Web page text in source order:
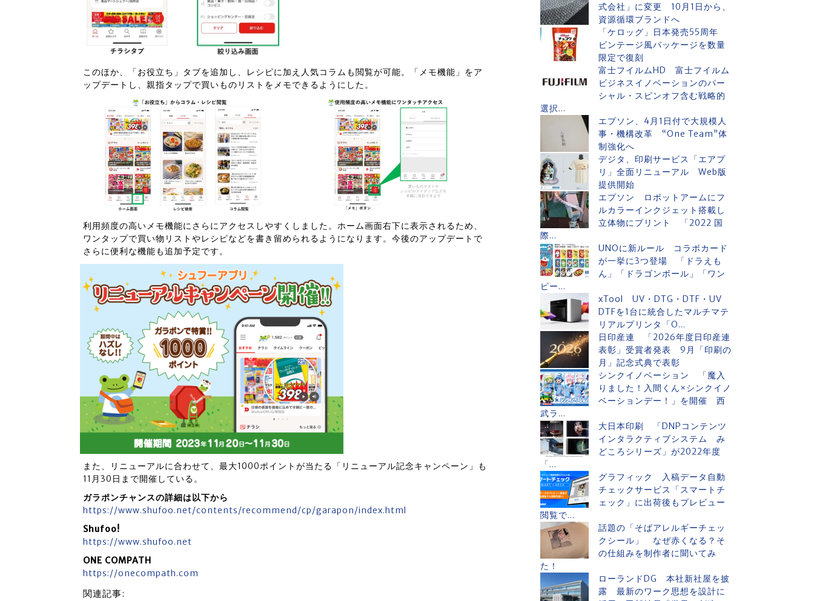
このほか、「お役立ち」タブを追加し、レシピに加え人気コラムも閲覧が可能。「メモ機能」をア
ップデートし、親指タップで買いものリストをメモできるようにした。
利用頻度の高いメモ機能にさらにアクセスしやすくしました。ホーム画面右下に表示されるため、
ワンタップで買い物リストやレシピなどを書き留められるようになります。今後のアップデートで
さらに便利な機能も追加予定です。
また、リニューアルに合わせて、最大1000ポイントが当たる「リニューアル記念キャンペーン」も
11月30日まで開催している。
ガラポンチャンスの詳細は以下から
https://www.shufoo.net/contents/recommend/cp/garapon/index.html
Shufoo!
https://www.shufoo.net
ONE COMPATH
https://onecompath.com
関連記事:
式会社」に変更 10月1日から、
資源循環ブランドへ
「ケロッグ」日本発売55周年
ビンテージ風パッケージを数量
限定で復刻
富士フイルムHD 富士フイルム
ビジネスイノベーションのパー
シャル・スピンオフ含む戦略的
選択...
エプソン、4月1日付で大規模人
事・機構改革 “One Team”体
制強化へ
デジタ、印刷サービス「エアプ
リ」全面リニューアル Web版
提供開始
エプソン ロボットアームにフ
ルカラーインクジェット搭載し
立体物にプリント 「2022 国
際...
UNOに新ルール コラボカード
が一挙に3つ登場 「ドラえも
ん」「ドラゴンボール」「ワン
ピー...
xTool UV・DTG・DTF・UV
DTFを1台に統合したマルチマテ
リアルプリンタ「O...
日印産連 「2026年度日印産連
表彰」受賞者発表 9月「印刷の
月」記念式典で表彰
シンクイノベーション 「魔入
りました！入間くん×シンクイノ
ベーションデー！」を開催 西
武ラ...
大日本印刷 「DNPコンテンツ
インタラクティブシステム み
どころシリーズ」が2022年度
「...
グラフィック 入稿データ自動
チェックサービス「スマートチ
ェック」に出荷後もプレビュー
閲覧で...
話題の「そばアレルギーチェッ
クシール」 なぜ赤くなる？そ
の仕組みを制作者に聞いてみ
た！
ローランドDG 本社新社屋を披
露 最新のワーク思想を設計に